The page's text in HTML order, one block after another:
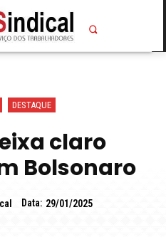
DESTAQUE
claro
Bolsonaro
Data: 29/01/2025